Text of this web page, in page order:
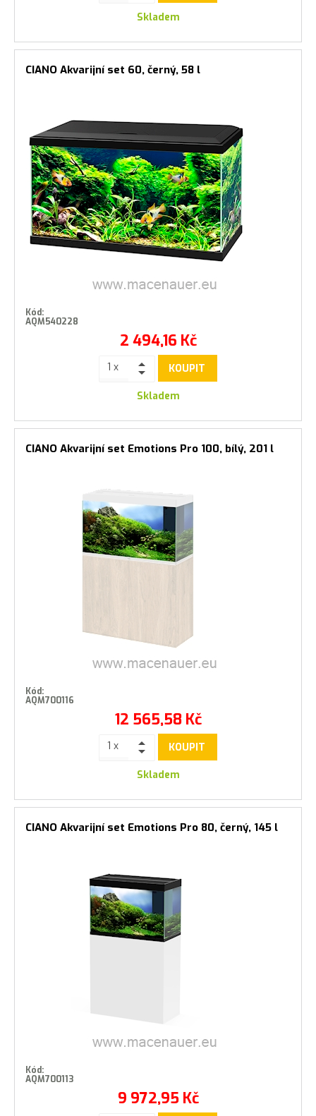
Skladem
CIANO Akvarijní set 60, černý, 58 l
Kód:
AQM540228
2 494,16 Kč
KOUPIT
Skladem
CIANO Akvarijní set Emotions Pro 100, bílý, 201 l
Kód:
AQM700116
12 565,58 Kč
KOUPIT
Skladem
CIANO Akvarijní set Emotions Pro 80, černý, 145 l
Kód:
AQM700113
9 972,95 Kč